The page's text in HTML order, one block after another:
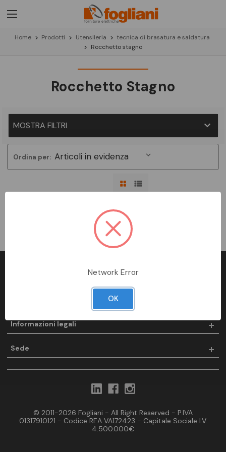
Home Prodotti Utensileria
tecnica di brasatura e saldatura
Rocchetto stagno
Rocchetto Stagno
MOSTRA FILTRI
Ordina per:
Non ci sono prodotti in questa categoria.
Informazioni legali
Sede
© 2011-2026 Fogliani - All Right Reserved - P.IVA
01317910121 - Codice REA VA172423 - Capitale Sociale I.V.
4.500.000€
Network Error
OK